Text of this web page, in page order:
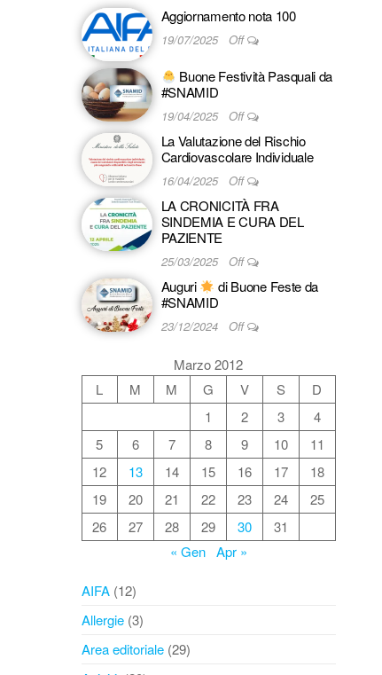
Aggiornamento nota 100
19/07/2025 Off
Buone Festività Pasquali da
#SNAMID
19/04/2025 Off
La Valutazione del Rischio
Cardiovascolare Individuale
16/04/2025 Off
LA CRONICITÀ FRA
SINDEMIA E CURA DEL
PAZIENTE
25/03/2025 Off
Auguri
di Buone Feste da
#SNAMID
23/12/2024 Off
Marzo 2012
L
M M G V S
D
1
2 3
4
5
6 7 8 9 10
11
12
13 14 15 16 17
18
19
20 21 22 23 24
25
26
27 28 29 30
31
« Gen Apr »
AIFA(12)
Allergie(3)
Area editoriale(29)